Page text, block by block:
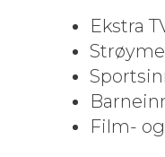
Ekstra
Film-